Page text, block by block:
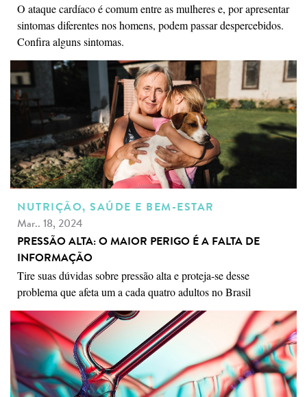
O ataque cardíaco é comum entre as mulheres e, por apresentar
sintomas diferentes nos homens, podem passar despercebidos.
Confira alguns sintomas.
NUTRIÇÃO, SAÚDE E BEM-ESTAR
Mar.. 18, 2024
PRESSÃO ALTA: O MAIOR PERIGO É A FALTA DE
INFORMAÇÃO
Tire suas dúvidas sobre pressão alta e proteja-se desse
problema que afeta um a cada quatro adultos no Brasil